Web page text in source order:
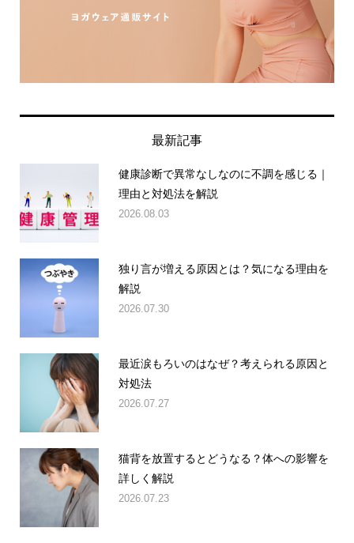
最新記事
健康診断で異常なしなのに不調を感じる｜
理由と対処法を解説
2026.08.03
独り言が増える原因とは？気になる理由を
解説
2026.07.30
最近涙もろいのはなぜ？考えられる原因と
対処法
2026.07.27
猫背を放置するとどうなる？体への影響を
詳しく解説
2026.07.23